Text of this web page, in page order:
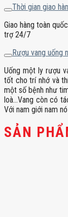
Thời gian giao
Giao hàng toàn
trợ 24/7
Rượu vang uống
Uống một ly rượu
tốt cho trí nhớ và
một số bệnh như
loà…Vang còn có
Với nam giới nam
SẢN